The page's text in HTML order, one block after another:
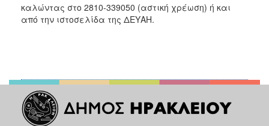
ΠΟΛΙΤΙΣΜΟΣ
καλώντας στο 2810-339050 (αστική χρέωση) ή και
από την ιστοσελίδα της ΔΕΥΑΗ.